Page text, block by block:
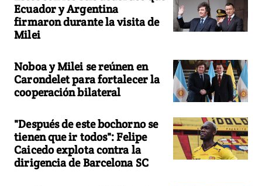
Ecuador y Argentina
firmaron durante la visita de
Milei
Noboa y Milei se reúnen en
Carondelet para fortalecer la
cooperación bilateral
"Después de este bochorno se
tienen que ir todos": Felipe
Caicedo explota contra la
dirigencia de Barcelona SC